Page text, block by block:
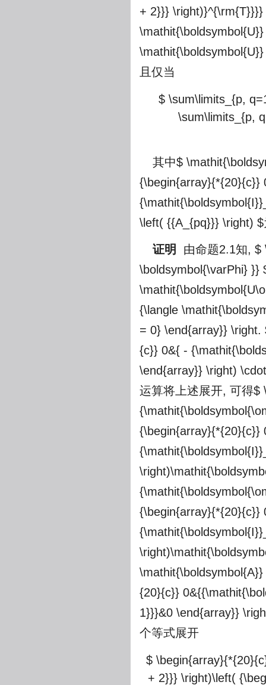
+ 2}}}
且仅当
$ \sum\limits_{p,
\sum\limits_{p,
其中$
{\begin{array}{*{20}{c}}
\left( {{A_{pq}}} \right) $
证明 由命题2.1知, $
\boldsymbol{\varPhi} }}
{\langle
= 0} \end{array}} \right.
{c}} 0&{ -
\end{array}} \right)
运算将上述展开, 可得$
{\begin{array}{*{20}{c}}
{\begin{array}{*{20}{c}}
{20}{c}}
1}}}&0 \end{array}}
个等式展开
$
+ 2}}} \right)\left(